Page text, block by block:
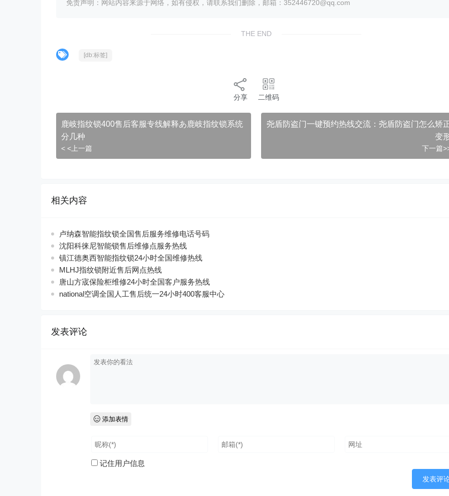
免责声明：网站内容来源于网络，如有侵权，请联系我们删除，邮箱：352446720@qq.com
THE END
[db:标签]
分享 二维码
鹿岐指纹锁400售后客服专线解释あ鹿岐指纹锁系统
分几种
< <上一篇
尧盾防盗门一键预约热线交流：尧盾防盗门怎么矫
变
下一篇
相关内容
卢纳森智能指纹锁全国售后服务维修电话号码
沈阳科徕尼智能锁售后维修点服务热线
镇江德奥西智能指纹锁24小时全国维修热线
MLHJ指纹锁附近售后网点热线
唐山方宬保险柜维修24小时全国客户服务热线
national空调全国人工售后统一24小时400客服中心
发表评论
添加表情
记住用户信息